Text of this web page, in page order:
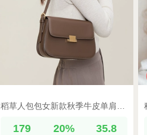
179 20% 35.8